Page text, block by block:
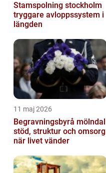
Stamspolning stockholm
tryggare avloppssystem i
längden
11 maj 2026
Begravningsbyrå mölndal
stöd, struktur och omsorg
när livet vänder